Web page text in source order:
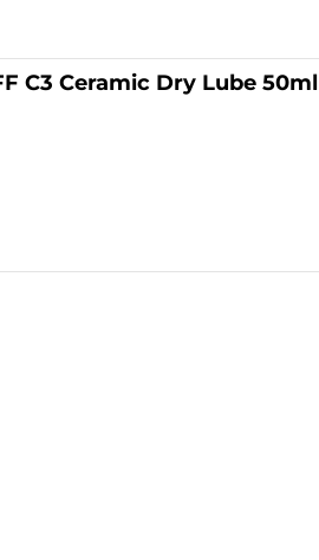
C3 Ceramic Dry Lube 50ml